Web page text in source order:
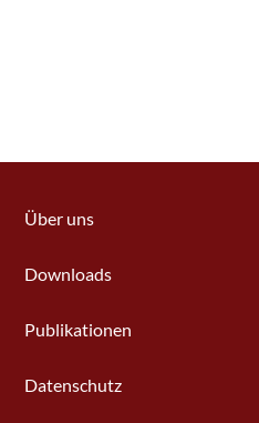
Über uns
Downloads
Publikationen
Datenschutz